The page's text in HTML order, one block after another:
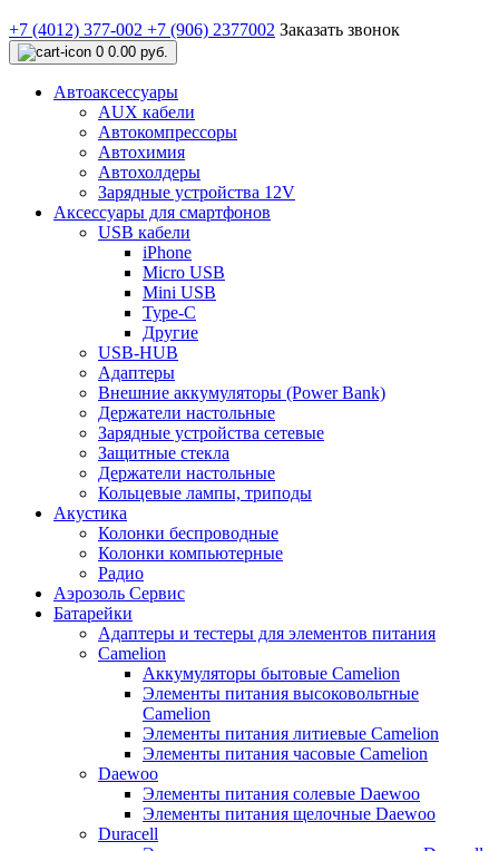
+7 (4012) 377-002 +7 (906) 2377002 Заказать звонок
0 0.00 руб.
Автоаксессуары
AUX кабели
Автокомпрессоры
Автохимия
Автохолдеры
Зарядные устройства 12V
Аксессуары для смартфонов
USB кабели
iPhone
Micro USB
Mini USB
Type-C
Другие
USB-HUB
Адаптеры
Внешние аккумуляторы (Power Bank)
Держатели настольные
Зарядные устройства сетевые
Защитные стекла
Держатели настольные
Кольцевые лампы, триподы
Акустика
Колонки беспроводные
Колонки компьютерные
Радио
Аэрозоль Сервис
Батарейки
Aдаптеры и тестеры для элементов питания
Camelion
Аккумуляторы бытовые Camelion
Элементы питания высоковольтные
Camelion
Элементы питания литиевые Camelion
Элементы питания часовые Camelion
Daewoo
Элементы питания солевые Daewoo
Элементы питания щелочные Daewoo
Duracell